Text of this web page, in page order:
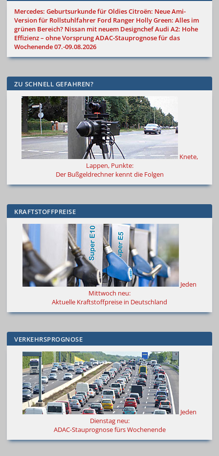
Mercedes: Geburtsurkunde für OldiesCitroën: Neue Ami-
Version für Rollstuhlfahrer Ford Ranger Holly Green: Alles im
grünen Bereich? Nissan mit neuem DesignchefAudi A2: Hohe
Effizienz – ohne VorsprungADAC-Stauprognose für das
Wochenende 07.-09.08.2026
ZU SCHNELL GEFAHREN?
Knete,
Lappen, Punkte:
Der Bußgeldrechner kennt die Folgen
KRAFTSTOFFPREISE
Jeden
Mittwoch neu:
Aktuelle Kraftstoffpreise in Deutschland
VERKEHRSPROGNOSE
Jeden
Dienstag neu:
ADAC-Stauprognose fürs Wochenende